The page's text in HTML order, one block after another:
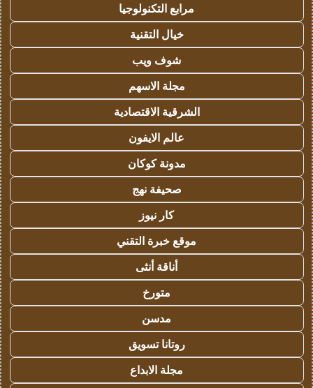
مرابع التكنولوجيا
خيال التقنية
شوف ويب
مجلة الاسهم
الشرقية الاقتصادية
عالم الايفون
مدونة كوكان
صحيفة نهج
كار نيوز
موقع خبرة التقني
أناقة أنثى
متورخ
مدسن
روتانا تسويق
مجلة الابداع